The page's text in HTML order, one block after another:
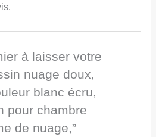
à laisser votre
nuage doux,
blanc écru,
pour chambre
de nuage,”